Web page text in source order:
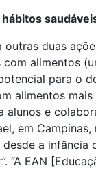
outras duas
com alimentos
para o
alimentos mais
alunos e
em Campinas,
a infância
“A EAN